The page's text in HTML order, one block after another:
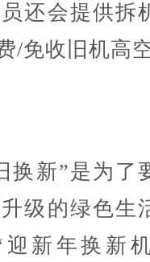
还会提供拆
/免收旧机高
新”是为了
级的绿色生
迎新年换新